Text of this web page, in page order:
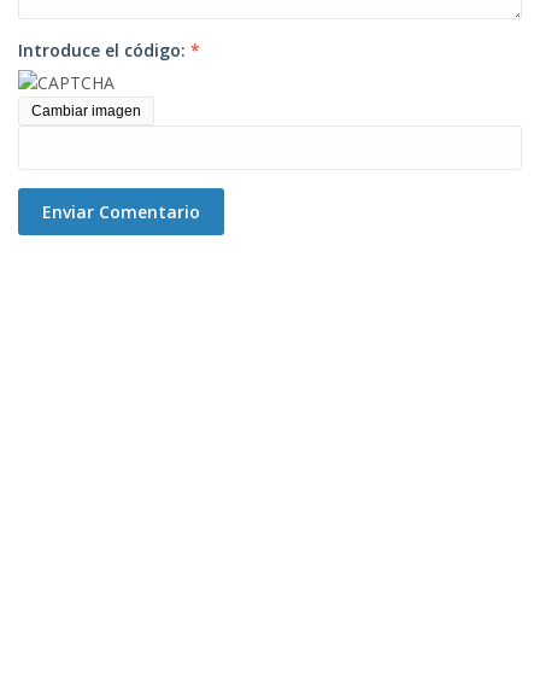
Introduce el código: *
Cambiar imagen
Enviar Comentario